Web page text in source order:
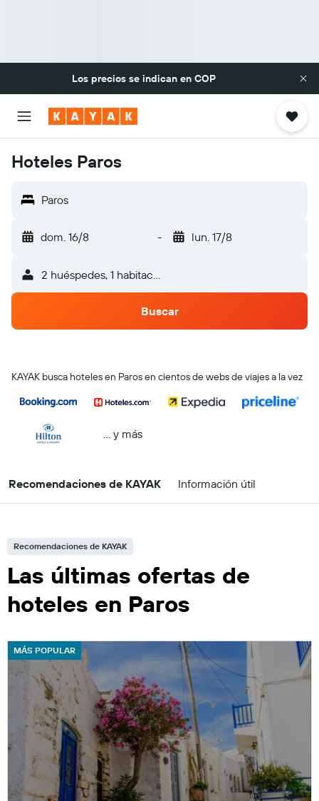
Los precios se indican en COP
Hoteles Paros
Paros
dom. 16/8 - lun. 17/8
2 huéspedes, 1 habitación
Buscar
KAYAK busca hoteles en Paros en cientos de webs de viajes a la vez
… y más
Recomendaciones de KAYAK Información útil
Recomendaciones de KAYAK
Las últimas ofertas de
hoteles en Paros
MÁS POPULAR